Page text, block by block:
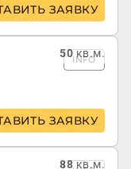
ЗАЯВКУ
50кв.м.
INFO
ЗАЯВКУ
88кв.м.